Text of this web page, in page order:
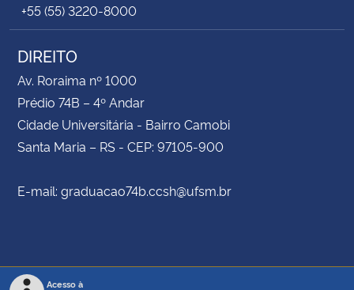
+55 (55) 3220-8000
DIREITO
Av. Roraima nº 1000
Prédio 74B – 4º Andar
Cidade Universitária - Bairro Camobi
Santa Maria – RS - CEP: 97105-900
E-mail: graduacao74b.ccsh@ufsm.br
Acesso à